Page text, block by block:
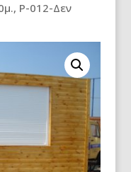
Ρ-012-Δεν